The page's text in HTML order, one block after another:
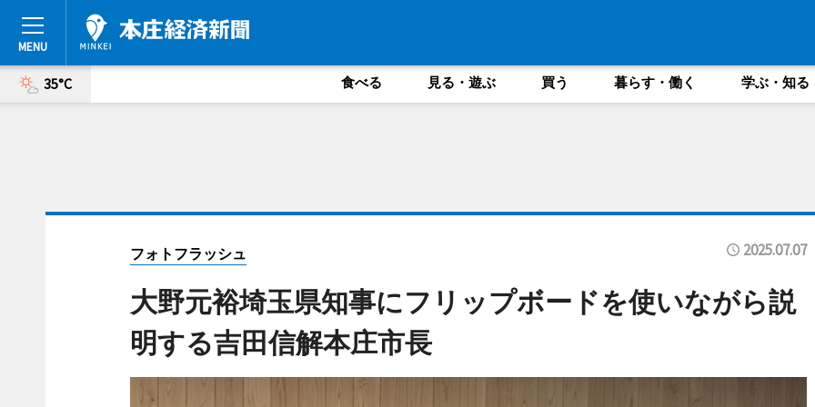
35°C 食べる 見る・遊ぶ 買う 暮らす・働く 学ぶ・知る
フォトフラッシュ 2025.07.07
大野元裕埼玉県知事にフリップボードを使いながら説
明する吉田信解本庄市長